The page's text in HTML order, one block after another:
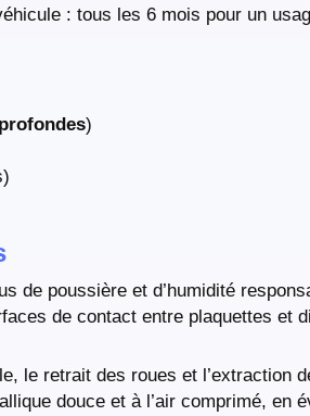
: tous les 6 mois pour un
)
de poussière et d’humidité
de contact entre plaquettes et
le retrait des roues et l’extraction
douce et à l’air comprimé, en